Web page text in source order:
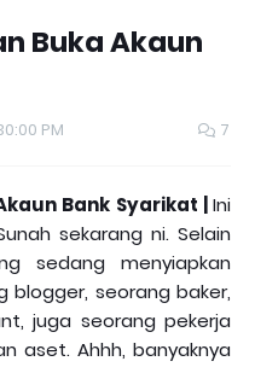
Buka Akaun
PM 7
Bank Syarikat | Ini
sekarang ni. Selain
sedang menyiapkan
blogger, seorang baker,
juga seorang pekerja
aset. Ahhh, banyaknya